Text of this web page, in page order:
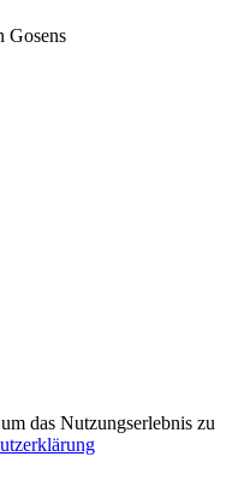
Gosens
das Nutzungserlebnis zu